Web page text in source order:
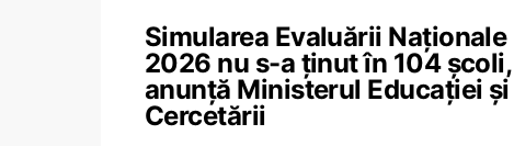
Simularea Evaluării Naționale
2026 nu s-a ținut în 104 școli,
anunță Ministerul Educației și
Cercetării